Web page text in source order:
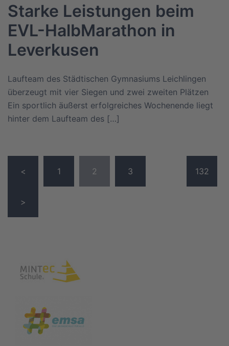
Starke Leistungen beim
EVL-HalbMarathon in
Leverkusen
Laufteam des Städtischen Gymnasiums Leichlingen
überzeugt mit vier Siegen und zwei zweiten Plätzen
Ein sportlich äußerst erfolgreiches Wochenende liegt
hinter dem Laufteam des […]
der
Beiträge
< 1 2 3 132
>